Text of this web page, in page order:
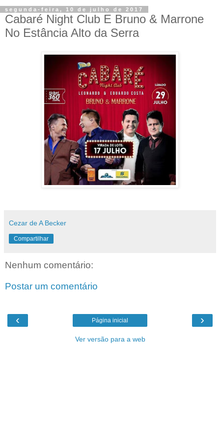
segunda-feira, 10 de julho de 2017
Cabaré Night Club E Bruno & Marrone
No Estância Alto da Serra
Cezar de A Becker
Compartilhar
Nenhum comentário:
Postar um comentário
‹ ›
Página inicial
Ver versão para a web